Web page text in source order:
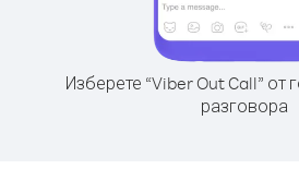
Изберете “Viber Out Call” от
разговора